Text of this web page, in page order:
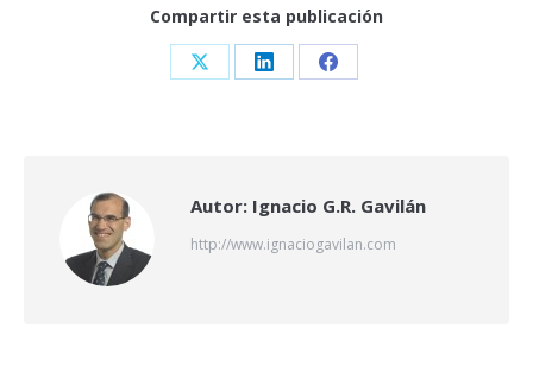
Compartir esta publicación
Share Share Share
Autor: Ignacio G.R. Gavilán
http://www.ignaciogavilan.com